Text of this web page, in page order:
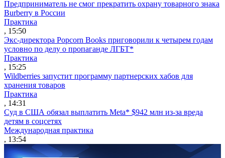
Предприниматель не смог прекратить охрану товарного знака
Burberry в России
Практика
, 15:50
Экс-директора Popcorn Books приговорили к четырем годам
условно по делу о пропаганде ЛГБТ*
Практика
, 15:25
Wildberries запустит программу партнерских хабов для
хранения товаров
Практика
, 14:31
Суд в США обязал выплатить Meta* $942 млн из-за вреда
детям в соцсетях
Международная практика
, 13:54